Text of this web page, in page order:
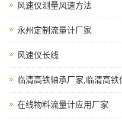
风速仪测量风速方法
永州定制流量计厂家
风速仪长线
临清高铁轴承厂家,临清高铁
在线物料流量计应用厂家